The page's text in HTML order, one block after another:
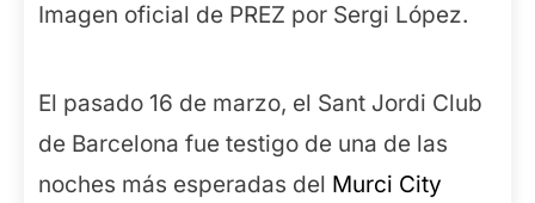
Imagen oficial de PREZ por Sergi López.
El pasado 16 de marzo, el Sant Jordi Club
de Barcelona fue testigo de una de las
noches más esperadas del Murci City